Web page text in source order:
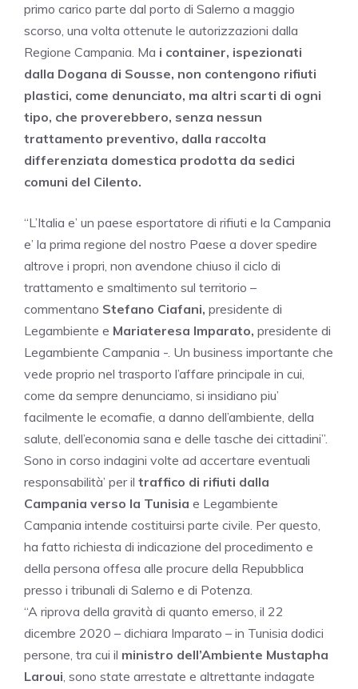
primo carico parte dal porto di Salerno a maggio
scorso, una volta ottenute le autorizzazioni dalla
Regione Campania. Ma i container, ispezionati
dalla Dogana di Sousse, non contengono rifiuti
plastici, come denunciato, ma altri scarti di ogni
tipo, che proverebbero, senza nessun
trattamento preventivo, dalla raccolta
differenziata domestica prodotta da sedici
comuni del Cilento.
“L’Italia e’ un paese esportatore di rifiuti e la Campania
e’ la prima regione del nostro Paese a dover spedire
altrove i propri, non avendone chiuso il ciclo di
trattamento e smaltimento sul territorio –
commentano Stefano Ciafani, presidente di
Legambiente e Mariateresa Imparato, presidente di
Legambiente Campania -. Un business importante che
vede proprio nel trasporto l’affare principale in cui,
come da sempre denunciamo, si insidiano piu’
facilmente le ecomafie, a danno dell’ambiente, della
salute, dell’economia sana e delle tasche dei cittadini”.
Sono in corso indagini volte ad accertare eventuali
responsabilità’ per il traffico di rifiuti dalla
Campania verso la Tunisia e Legambiente
Campania intende costituirsi parte civile. Per questo,
ha fatto richiesta di indicazione del procedimento e
della persona offesa alle procure della Repubblica
presso i tribunali di Salerno e di Potenza.
“A riprova della gravità di quanto emerso, il 22
dicembre 2020 – dichiara Imparato – in Tunisia dodici
persone, tra cui il ministro dell’Ambiente Mustapha
Laroui, sono state arrestate e altrettante indagate